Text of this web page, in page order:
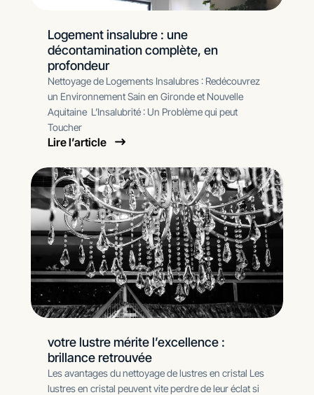
Logement insalubre : une
décontamination complète, en
profondeur
Nettoyage de Logements Insalubres : Redécouvrez
un Environnement Sain en Gironde et Nouvelle
Aquitaine L’Insalubrité : Un Problème qui peut
Toucher
Lire l’article
votre lustre mérite l’excellence :
brillance retrouvée
Les avantages du nettoyage de lustres en cristal Les
lustres en cristal peuvent vite perdre de leur éclat si